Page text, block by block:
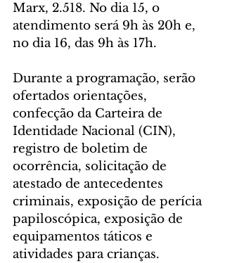
Marx, 2.518. No dia 15, o
atendimento será 9h às 20h e,
no dia 16, das 9h às 17h.
Durante a programação, serão
ofertados orientações,
confecção da Carteira de
Identidade Nacional (CIN),
registro de boletim de
ocorrência, solicitação de
atestado de antecedentes
criminais, exposição de perícia
papiloscópica, exposição de
equipamentos táticos e
atividades para crianças.